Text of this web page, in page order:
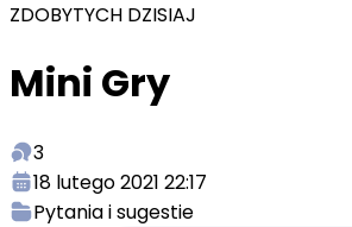
ZDOBYTYCH DZISIAJ
Mini Gry
3
18 lutego 2021 22:17
Pytania i sugestie